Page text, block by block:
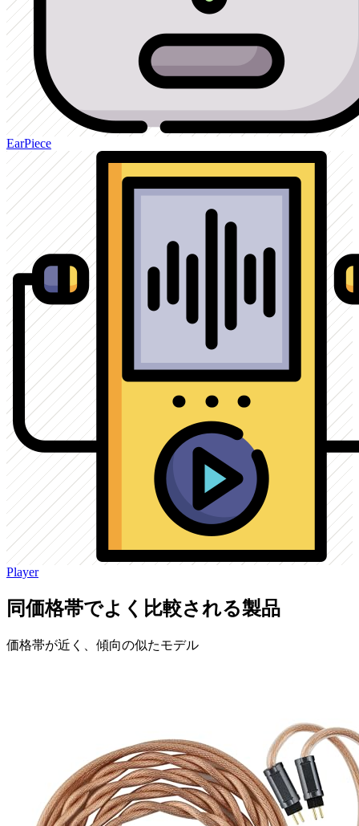
EarPiece
Player
同価格帯でよく比較される製品
価格帯が近く、傾向の似たモデル